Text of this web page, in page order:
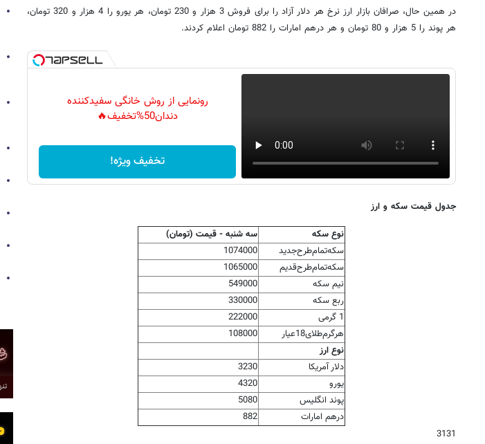
در همین حال، صرافان بازار ارز نرخ هر دلار آزاد را برای فروش 3 هزار و 230 تومان، هر یورو را 4 هزار و 320 تومان،
هر پوند را 5 هزار و 80 تومان و هر درهم امارات را 882 تومان اعلام کردند.
رونمایی از روش خانگی سفیدکننده
دندان50%تخفیف🔥
تخفیف ویژه!
جدول قیمت سکه و ارز
نوع سکه
سه شنبه - قیمت (تومان)
سکه‌تمام‌طرح‌جدید
1074000
سکه‌تمام‌طرح‌قدیم
1065000
نیم سکه
549000
ربع سکه
330000
1 گرمی
222000
هرگرم‌طلای18عیار
108000
نوع ارز
دلار آمریکا
3230
یورو
4320
پوند انگلیس
5080
درهم امارات
882
3131